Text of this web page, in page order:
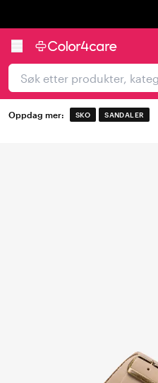
Oppdag mer: SKO SANDALER